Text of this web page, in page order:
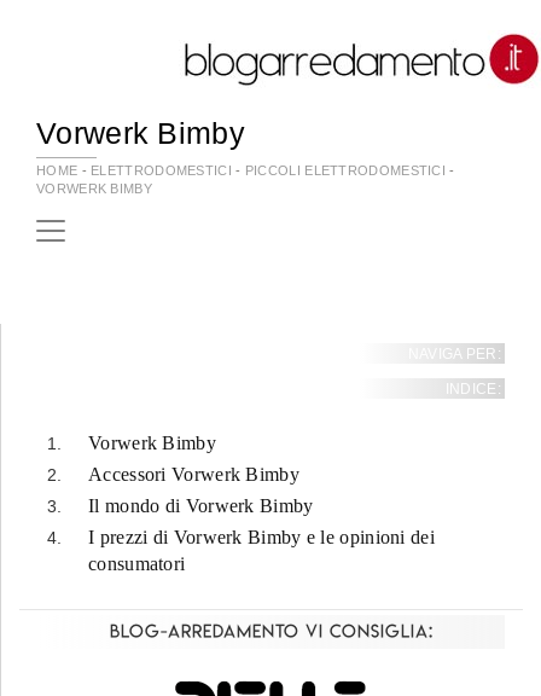
Vorwerk Bimby
HOME - ELETTRODOMESTICI - PICCOLI ELETTRODOMESTICI -
VORWERK BIMBY
NAVIGA PER:
INDICE:
Vorwerk Bimby
Accessori Vorwerk Bimby
Il mondo di Vorwerk Bimby
I prezzi di Vorwerk Bimby e le opinioni dei
consumatori
Blog-Arredamento vi consiglia: